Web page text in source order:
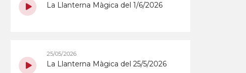
La Llanterna Màgica del 1/6/2026
25/05/2026
La Llanterna Màgica del 25/5/2026